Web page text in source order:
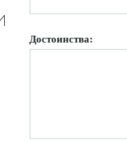
Достоинства: